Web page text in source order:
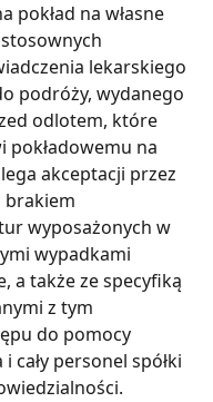
pokład na własne
lekarskiego
podróży, wydanego
odlotem, które
pokładowemu na
akceptacji przez
brakiem
wyposażonych w
wypadkami
a także ze specyfiką
z tym
do pomocy
cały personel spółki